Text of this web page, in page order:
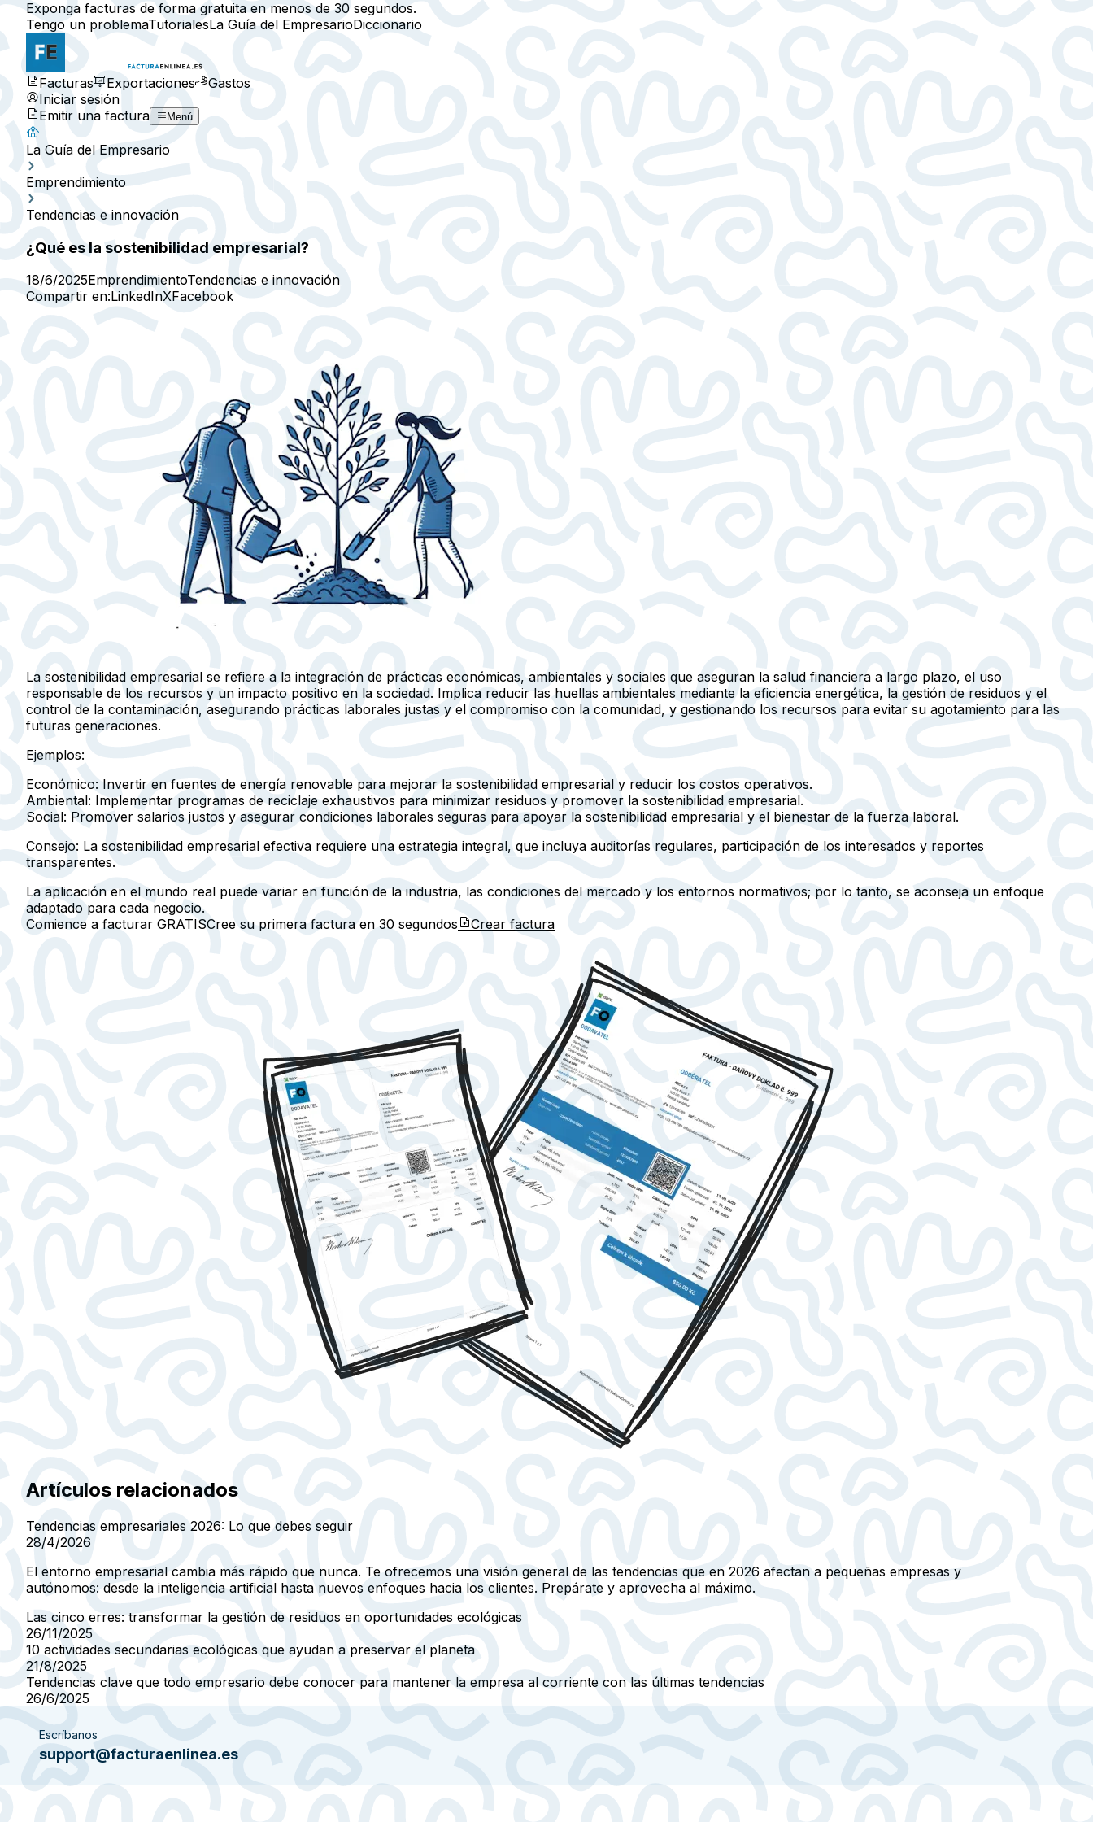
Exponga facturas de forma gratuita en menos de 30 segundos.
Tengo un problemaTutorialesLa Guía del EmpresarioDiccionario
Facturas Exportaciones
Gastos
Iniciar sesión
Emitir una factura
Menú
La Guía del Empresario
Emprendimiento
Tendencias e innovación
¿Qué es la sostenibilidad empresarial?
18/6/2025EmprendimientoTendencias e innovación
Compartir en:LinkedInXFacebook
La sostenibilidad empresarial se refiere a la integración de prácticas económicas, ambientales y sociales que aseguran la salud financiera a largo plazo, el uso
responsable de los recursos y un impacto positivo en la sociedad. Implica reducir las huellas ambientales mediante la eficiencia energética, la gestión de residuos y el
control de la contaminación, asegurando prácticas laborales justas y el compromiso con la comunidad, y gestionando los recursos para evitar su agotamiento para las
futuras generaciones.
Ejemplos:
Económico: Invertir en fuentes de energía renovable para mejorar la sostenibilidad empresarial y reducir los costos operativos.
Ambiental: Implementar programas de reciclaje exhaustivos para minimizar residuos y promover la sostenibilidad empresarial.
Social: Promover salarios justos y asegurar condiciones laborales seguras para apoyar la sostenibilidad empresarial y el bienestar de la fuerza laboral.
Consejo: La sostenibilidad empresarial efectiva requiere una estrategia integral, que incluya auditorías regulares, participación de los interesados y reportes
transparentes.
La aplicación en el mundo real puede variar en función de la industria, las condiciones del mercado y los entornos normativos; por lo tanto, se aconseja un enfoque
adaptado para cada negocio.
Comience a facturar GRATISCree su primera factura en 30 segundos Crear factura
Artículos relacionados
Tendencias empresariales 2026: Lo que debes seguir
28/4/2026
El entorno empresarial cambia más rápido que nunca. Te ofrecemos una visión general de las tendencias que en 2026 afectan a pequeñas empresas y
autónomos: desde la inteligencia artificial hasta nuevos enfoques hacia los clientes. Prepárate y aprovecha al máximo.
Las cinco erres: transformar la gestión de residuos en oportunidades ecológicas
26/11/2025
10 actividades secundarias ecológicas que ayudan a preservar el planeta
21/8/2025
Tendencias clave que todo empresario debe conocer para mantener la empresa al corriente con las últimas tendencias
26/6/2025
Escríbanos
support@facturaenlinea.es